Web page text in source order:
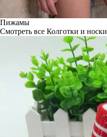
Пижамы
Смотреть все Колготки и носки